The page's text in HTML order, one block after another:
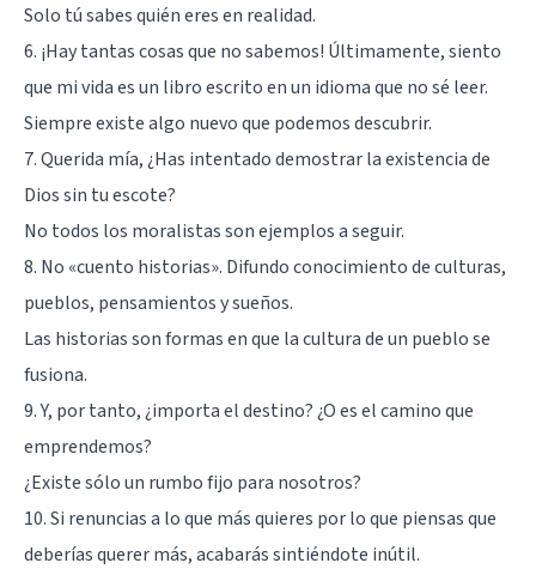
Solo tú sabes quién eres en realidad.
6. ¡Hay tantas cosas que no sabemos! Últimamente, siento
que mi vida es un libro escrito en un idioma que no sé leer.
Siempre existe algo nuevo que podemos descubrir.
7. Querida mía, ¿Has intentado demostrar la existencia de
Dios sin tu escote?
No todos los moralistas son ejemplos a seguir.
8. No «cuento historias». Difundo conocimiento de culturas,
pueblos, pensamientos y sueños.
Las historias son formas en que la cultura de un pueblo se
fusiona.
9. Y, por tanto, ¿importa el destino? ¿O es el camino que
emprendemos?
¿Existe sólo un rumbo fijo para nosotros?
10. Si renuncias a lo que más quieres por lo que piensas que
deberías querer más, acabarás sintiéndote inútil.